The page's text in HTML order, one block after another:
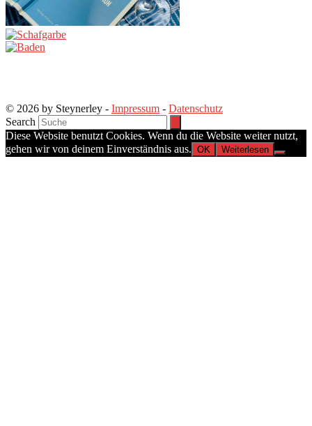
© 2026 by Steynerley - Impressum - Datenschutz
Search
Diese Website benutzt Cookies. Wenn du die Website weiter nutzt,
gehen wir von deinem Einverständnis aus. OK Weiterlesen